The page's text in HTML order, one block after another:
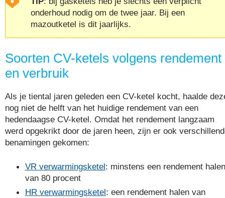
onderhoud nodig om de twee jaar. Bij een
mazoutketel is dit jaarlijks.
Soorten CV-ketels volgens rendement
en verbruik
Als je tiental jaren geleden een CV-ketel kocht, haalde
nog niet de helft van het huidige rendement van een
hedendaagse CV-ketel. Omdat het rendement langzaam
werd opgekrikt door de jaren heen, zijn er ook
benamingen gekomen:
VR verwarmingsketel: minstens een rendement halen
van 80 procent
HR verwarmingsketel: een rendement halen van